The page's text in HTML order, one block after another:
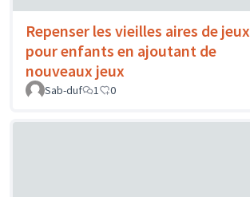
Repenser les vieilles aires de jeux
pour enfants en ajoutant de
nouveaux jeux
Sab-duf 1 0